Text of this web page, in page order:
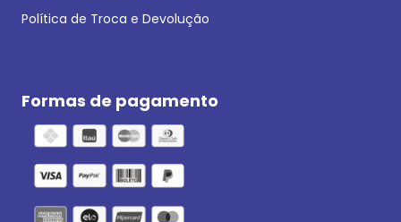
Política de Troca e Devolução
Formas de pagamento